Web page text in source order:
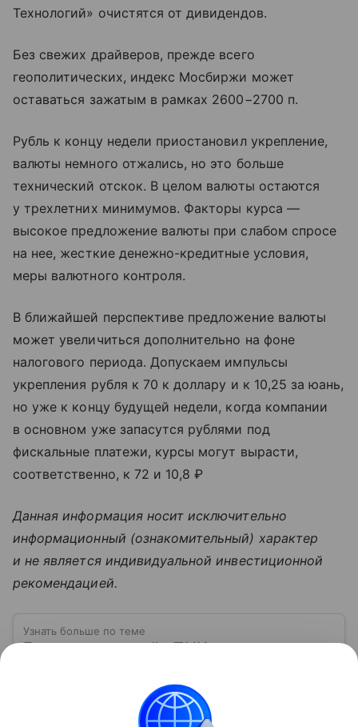
Технологий» очистятся от дивидендов.
Без свежих драйверов, прежде всего
геополитических, индекс Мосбиржи может
оставаться зажатым в рамках 2600−2700 п.
Рубль к концу недели приостановил укрепление,
валюты немного отжались, но это больше
технический отскок. В целом валюты остаются
у трехлетних минимумов. Факторы курса —
высокое предложение валюты при слабом спросе
на нее, жесткие денежно-кредитные условия,
меры валютного контроля.
В ближайшей перспективе предложение валюты
может увеличиться дополнительно на фоне
налогового периода. Допускаем импульсы
укрепления рубля к 70 к доллару и к 10,25 за юань,
но уже к концу будущей недели, когда компании
в основном уже запасутся рублями под
фискальные платежи, курсы могут вырасти,
соответственно, к 72 и 10,8 ₽
Данная информация носит исключительно
информационный (ознакомительный) характер
и не является индивидуальной инвестиционной
рекомендацией.
Узнать больше по теме
Группа компаний «ПИК»: один из
«Первая ипотечная компания», основанная в 1994